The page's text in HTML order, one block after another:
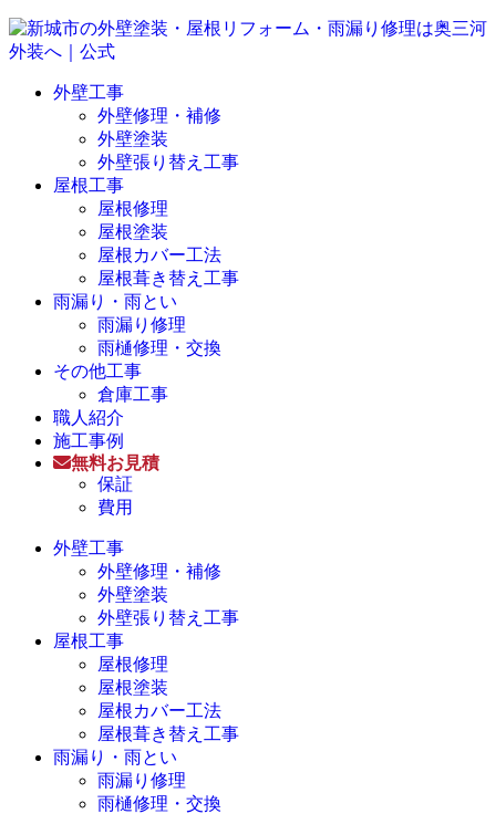
外壁工事
外壁修理・補修
外壁塗装
外壁張り替え工事
屋根工事
屋根修理
屋根塗装
屋根カバー工法
屋根葺き替え工事
雨漏り・雨とい
雨漏り修理
雨樋修理・交換
その他工事
倉庫工事
職人紹介
施工事例
無料お見積
保証
費用
外壁工事
外壁修理・補修
外壁塗装
外壁張り替え工事
屋根工事
屋根修理
屋根塗装
屋根カバー工法
屋根葺き替え工事
雨漏り・雨とい
雨漏り修理
雨樋修理・交換